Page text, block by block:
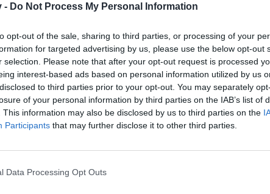
- Do Not Process My Personal Information
opt-out of the sale, sharing to third parties, or processing of your
for targeted advertising by us, please use the below opt-out
selection. Please note that after your opt-out request is processed
interest-based ads based on personal information utilized by us
to third parties prior to your opt-out. You may separately
of your personal information by third parties on the IAB’s list of
This information may also be disclosed by us to third parties on the
Participants that may further disclose it to other third parties.
Data Processing Opt Outs
полнолунные деревья (из трёх категорий):
- можно выбрать5 видовдеревьев: